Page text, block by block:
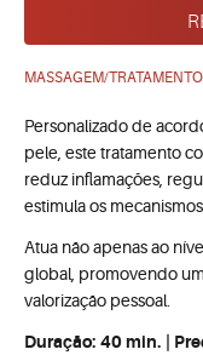
MASSAGEM/
Personalizado de
pele, este tratamento
reduz inflamações,
estimula os
Atua não apenas ao
global, promovendo
valorização pessoal.
Duração: 40 min. |